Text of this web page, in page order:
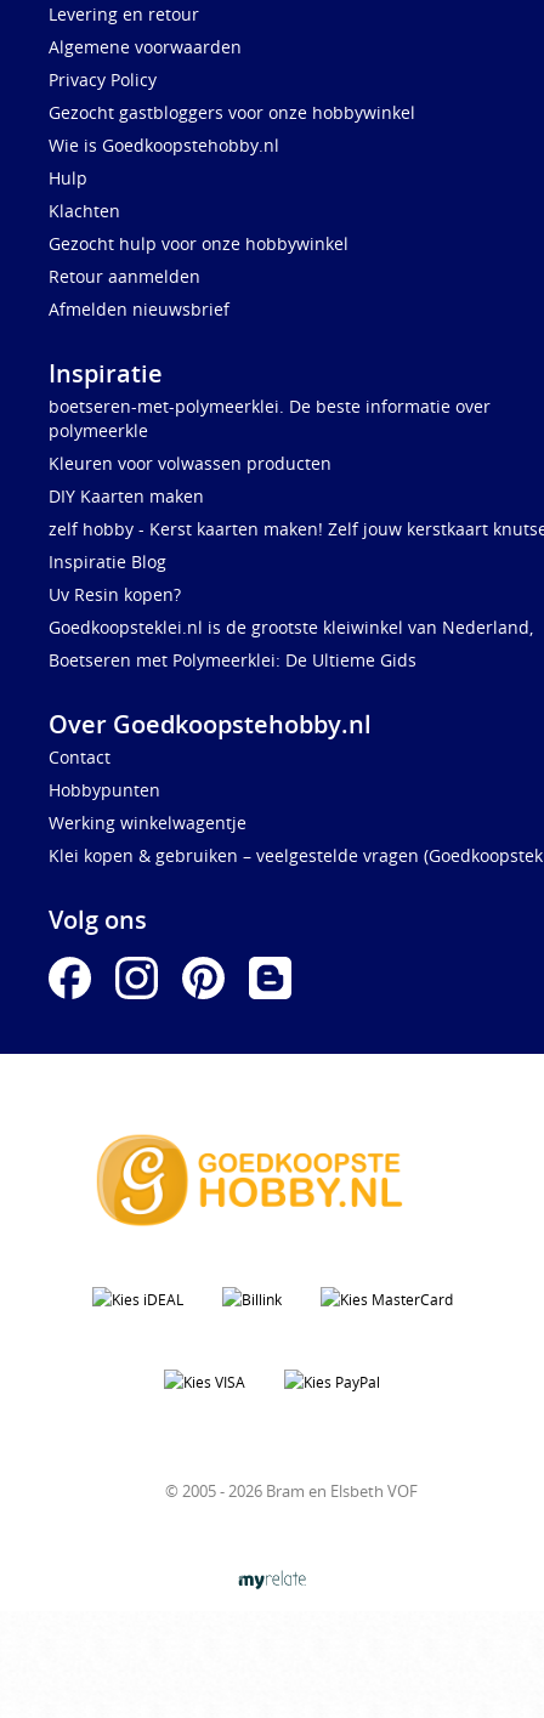
Levering en retour
Algemene voorwaarden
Privacy Policy
Gezocht gastbloggers voor onze hobbywinkel
Wie is Goedkoopstehobby.nl
Hulp
Klachten
Gezocht hulp voor onze hobbywinkel
Retour aanmelden
Afmelden nieuwsbrief
Inspiratie
boetseren-met-polymeerklei. De beste informatie over
polymeerkle
Kleuren voor volwassen producten
DIY Kaarten maken
zelf hobby - Kerst kaarten maken! Zelf jouw kerstkaart
Inspiratie Blog
Uv Resin kopen?
Goedkoopsteklei.nl is de grootste kleiwinkel van Nederland,
Boetseren met Polymeerklei: De Ultieme Gids
Over Goedkoopstehobby.nl
Contact
Hobbypunten
Werking winkelwagentje
Klei kopen & gebruiken – veelgestelde vragen
Volg ons
© 2005 - 2026 Bram en Elsbeth VOF